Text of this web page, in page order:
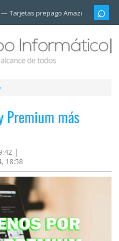
Tarjetas prepago Amazon
Premium más
|
18:58